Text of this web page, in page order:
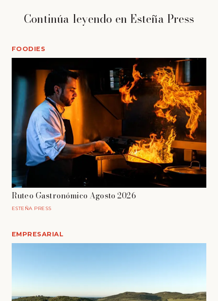
Continúa leyendo en Esteña Press
FOODIES
Ruteo Gastronómico Agosto 2026
ESTEÑA PRESS
EMPRESARIAL